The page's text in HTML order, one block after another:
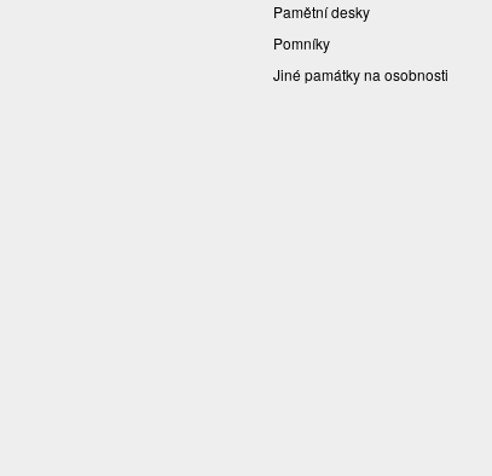
Pamětní desky
Pomníky
Jiné památky na osobnosti